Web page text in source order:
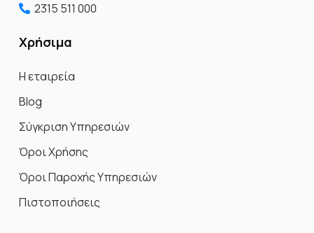
2315 511 000
Χρήσιμα
Η εταιρεία
Blog
Σύγκριση Υπηρεσιών
Όροι Χρήσης
Όροι Παροχής Υπηρεσιών
Πιστοποιήσεις